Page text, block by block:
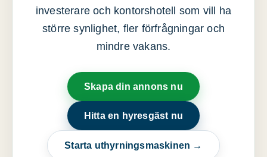
investerare och kontorshotell som vill ha
större synlighet, fler förfrågningar och
mindre vakans.
Skapa din annons nu
Hitta en hyresgäst nu
Starta uthyrningsmaskinen →